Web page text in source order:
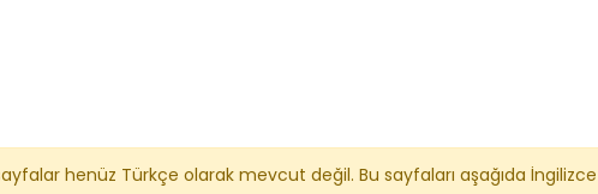
henüz Türkçe olarak mevcut değil. Bu sayfaları aşağıda